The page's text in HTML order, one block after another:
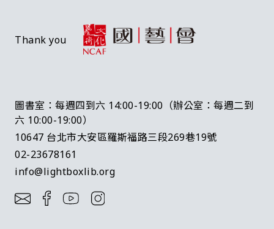
Thank you
圖書室：每週四到六 14:00-19:00（辦公室：每週二到
六 10:00-19:00）
10647 台北市大安區羅斯福路三段269巷19號
02-23678161
info@lightboxlib.org